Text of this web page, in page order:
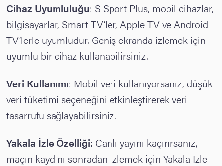
Cihaz Uyumluluğu: S Sport Plus, mobil cihazlar,
bilgisayarlar, Smart TV’ler, Apple TV ve Android
TV’lerle uyumludur. Geniş ekranda izlemek için
uyumlu bir cihaz kullanabilirsiniz.
Veri Kullanımı: Mobil veri kullanıyorsanız, düşük
veri tüketimi seçeneğini etkinleştirerek veri
tasarrufu sağlayabilirsiniz.
Yakala İzle Özelliği: Canlı yayını kaçırırsanız,
maçın kaydını sonradan izlemek için Yakala İzle